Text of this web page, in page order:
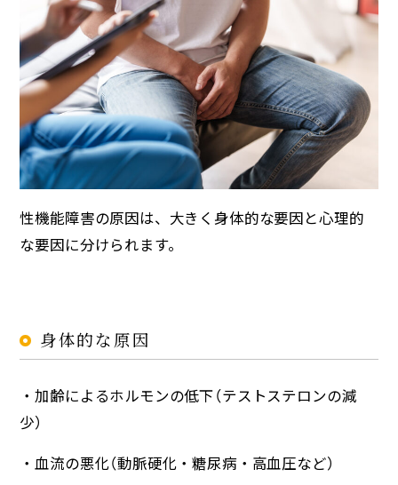
性機能障害の原因は、大きく身体的な要因と心理的
な要因に分けられます。
身体的な原因
・加齢によるホルモンの低下（テストステロンの減
少）
・血流の悪化（動脈硬化・糖尿病・高血圧など）